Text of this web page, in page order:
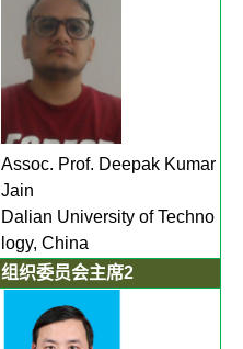
Assoc. Prof. Deepak Kumar
Jain
Dalian University of Techno
logy, China
组织委员会主席2